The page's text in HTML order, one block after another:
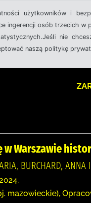
użytkowników i
ingerencji osób trzecich
nie
naszą politykę
w Warszawie
BURCHARD, ANNA
mazowieckie),